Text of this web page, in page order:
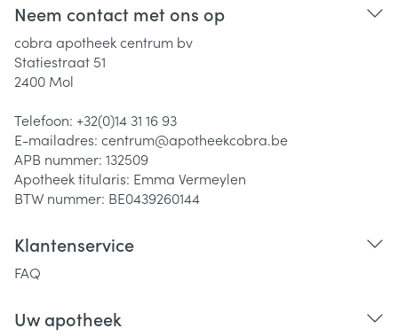
Neem contact met ons op
cobra apotheek centrum bv
Statiestraat 51
2400 Mol
Telefoon: +32(0)14 31 16 93
E-mailadres: centrum@apotheekcobra.be
APB nummer: 132509
Apotheek titularis: Emma Vermeylen
BTW nummer: BE0439260144
Klantenservice
FAQ
Uw apotheek